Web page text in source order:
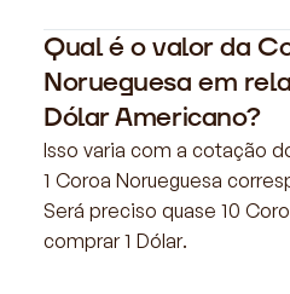
Qual é o valor da
Norueguesa em
Dólar Americano?
Isso varia com a cotação
1 Coroa Norueguesa
Será preciso quase 10
comprar 1 Dólar.